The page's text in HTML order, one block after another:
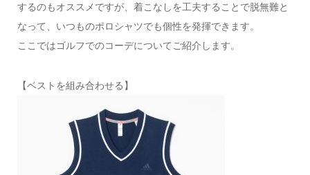
するのもオススメですが、着こなしを工夫することで脱無難と
なって、いつものポロシャツでも個性を発揮できます。
ここではゴルフでのコーデについてご紹介します。
【ベストを組み合わせる】